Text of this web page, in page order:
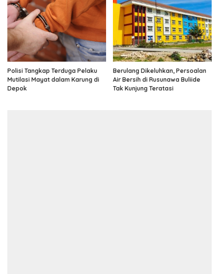
Polisi Tangkap Terduga Pelaku
Mutilasi Mayat dalam Karung di
Depok
Berulang Dikeluhkan, Persoalan
Air Bersih di Rusunawa Buliide
Tak Kunjung Teratasi